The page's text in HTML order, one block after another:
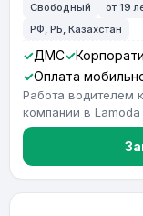
Свободный от 19
РФ, РБ, Казахстан
ДМС
Оплата
Работа водителем
компании в Lamoda